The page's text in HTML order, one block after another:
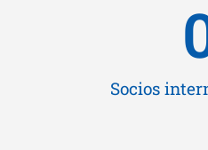
Socios